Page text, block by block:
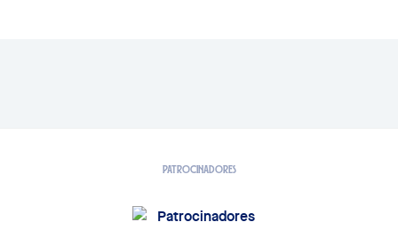
PATROCINADORES